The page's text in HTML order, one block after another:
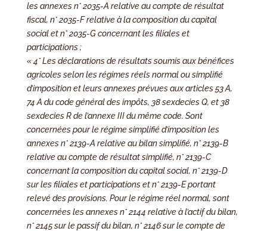
les annexes n° 2035-A relative au compte de résultat
fiscal, n° 2035-F relative à la composition du capital
social et n° 2035-G concernant les filiales et
participations ;
« 4° Les déclarations de résultats soumis aux bénéfices
agricoles selon les régimes réels normal ou simplifié
d’imposition et leurs annexes prévues aux articles 53 A,
74 A du code général des impôts, 38 sexdecies Q, et 38
sexdecies R de l’annexe III du même code. Sont
concernées pour le régime simplifié d’imposition les
annexes n° 2139-A relative au bilan simplifié, n° 2139-B
relative au compte de résultat simplifié, n° 2139-C
concernant la composition du capital social, n° 2139-D
sur les filiales et participations et n° 2139-E portant
relevé des provisions. Pour le régime réel normal, sont
concernées les annexes n° 2144 relative à l’actif du bilan,
n° 2145 sur le passif du bilan, n° 2146 sur le compte de